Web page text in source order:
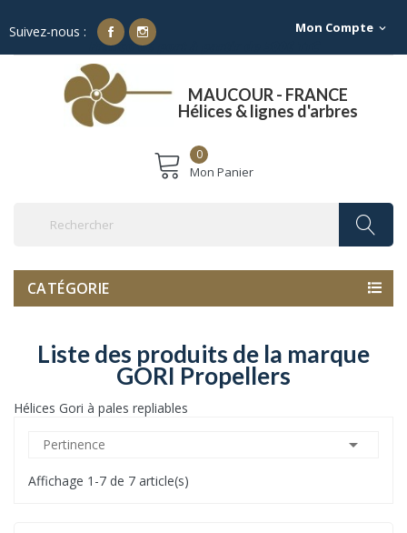
Suivez-nous : Mon Compte expand_more
Franco de port à partir de 500€ TTC
MAUCOUR - FRANCE
Hélices & lignes d'arbres
0
Mon Panier
CATÉGORIE
Liste des produits de la marque
GORI Propellers
Hélices Gori à pales repliables
Pertinence 
Affichage 1-7 de 7 article(s)